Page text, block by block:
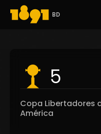
BD
5
Copa Libertadores
América